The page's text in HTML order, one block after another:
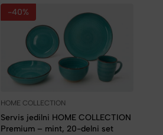
-40%
HOME COLLECTION
Servis jedilni HOME COLLECTION
Premium – mint, 20-delni set